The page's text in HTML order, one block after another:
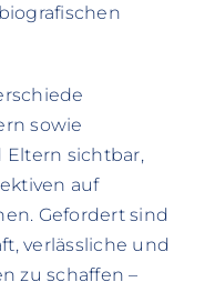
sowie
sichtbar,
auf
Gefordert sind
verlässliche und
zu schaffen –